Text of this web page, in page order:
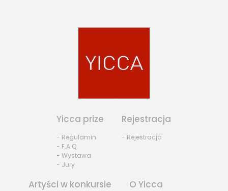
Yicca prize
- Regulamin
- F.A.Q.
- Wystawa
- Jury
Rejestracja
- Rejestracja
Artyści w konkursie O Yicca